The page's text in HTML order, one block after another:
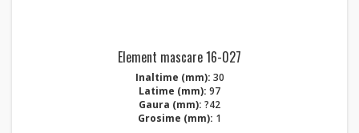
Element mascare 16-027
Inaltime (mm): 30
Latime (mm): 97
Gaura (mm): ?42
Grosime (mm): 1